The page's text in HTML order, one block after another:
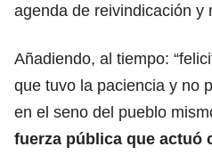
agenda de reivindicación y
Añadiendo, al tiempo:
que tuvo la paciencia y no
en el seno del pueblo
fuerza pública que actuó